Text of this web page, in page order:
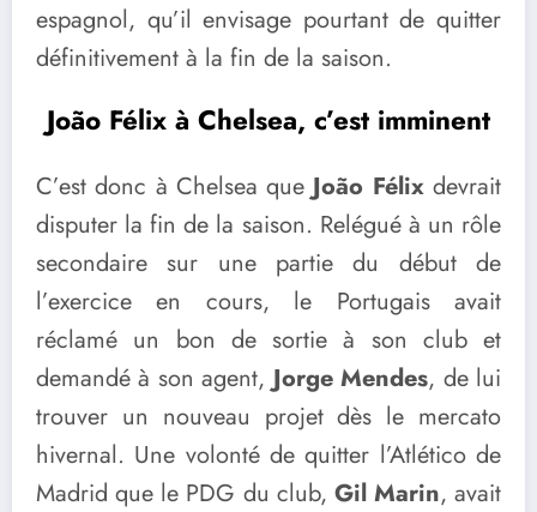
espagnol, qu’il envisage pourtant de quitter
définitivement à la fin de la saison.
João Félix à Chelsea, c’est imminent
C’est donc à Chelsea que João Félixdevrait
disputer la fin de la saison. Relégué à un rôle
secondaire sur une partie du début de
l’exercice en cours, le Portugais avait
réclamé un bon de sortie à son club et
demandé à son agent, Jorge Mendes, de lui
trouver un nouveau projet dès le mercato
hivernal. Une volonté de quitter l’Atlético de
Madrid que le PDG du club, Gil Marin, avait